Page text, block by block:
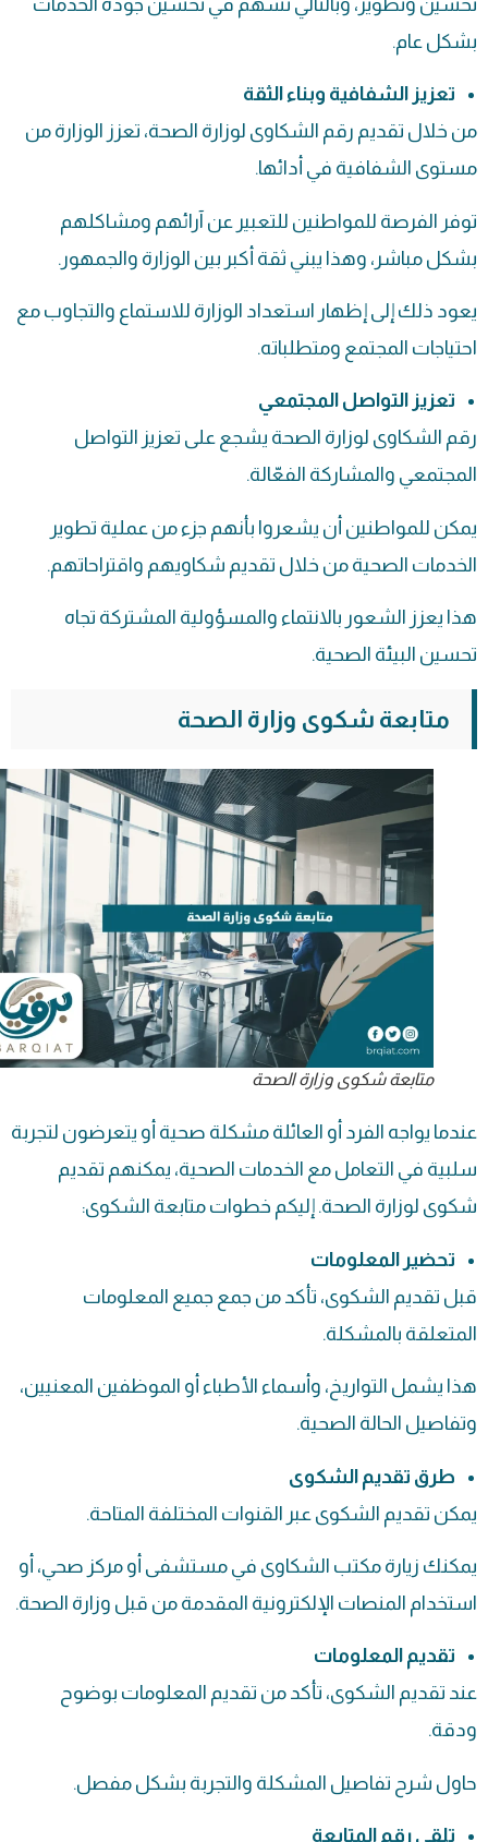
بشكل عام.
تعزيز الشفافية وبناء الثقة
من خلال تقديم رقم الشكاوى لوزارة الصحة، تعزز الوزارة من
مستوى الشفافية في أدائها.
توفر الفرصة للمواطنين للتعبير عن آرائهم ومشاكلهم
بشكل مباشر، وهذا يبني ثقة أكبر بين الوزارة والجمهور.
يعود ذلك إلى إظهار استعداد الوزارة للاستماع والتجاوب مع
احتياجات المجتمع ومتطلباته.
تعزيز التواصل المجتمعي
رقم الشكاوى لوزارة الصحة يشجع على تعزيز التواصل
المجتمعي والمشاركة الفعّالة.
يمكن للمواطنين أن يشعروا بأنهم جزء من عملية تطوير
الخدمات الصحية من خلال تقديم شكاويهم واقتراحاتهم.
هذا يعزز الشعور بالانتماء والمسؤولية المشتركة تجاه
تحسين البيئة الصحية.
متابعة شكوى وزارة الصحة
متابعة شكوى وزارة الصحة
عندما يواجه الفرد أو العائلة مشكلة صحية أو يتعرضون لتجربة
سلبية في التعامل مع الخدمات الصحية، يمكنهم تقديم
شكوى لوزارة الصحة. إليكم خطوات متابعة الشكوى:
تحضير المعلومات
قبل تقديم الشكوى، تأكد من جمع جميع المعلومات
المتعلقة بالمشكلة.
هذا يشمل التواريخ، وأسماء الأطباء أو الموظفين المعنيين،
وتفاصيل الحالة الصحية.
طرق تقديم الشكوى
يمكن تقديم الشكوى عبر القنوات المختلفة المتاحة.
يمكنك زيارة مكتب الشكاوى في مستشفى أو مركز صحي، أو
استخدام المنصات الإلكترونية المقدمة من قبل وزارة الصحة.
تقديم المعلومات
عند تقديم الشكوى، تأكد من تقديم المعلومات بوضوح
ودقة.
حاول شرح تفاصيل المشكلة والتجربة بشكل مفصل.
تلقي رقم المتابعة